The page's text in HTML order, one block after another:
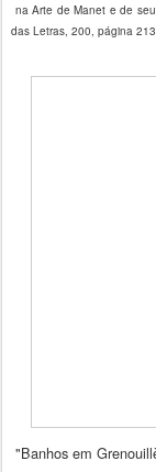
na Arte de Manet e de
das Letras, 200, página
"Banhos em